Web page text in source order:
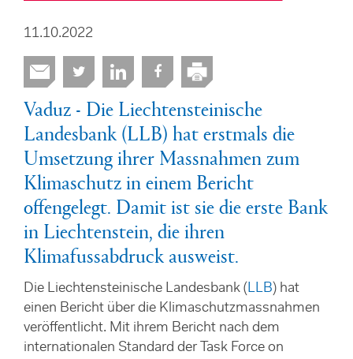
11.10.2022
Vaduz - Die Liechtensteinische
Landesbank (LLB) hat erstmals die
Umsetzung ihrer Massnahmen zum
Klimaschutz in einem Bericht
offengelegt. Damit ist sie die erste Bank
in Liechtenstein, die ihren
Klimafussabdruck ausweist.
Die Liechtensteinische Landesbank (LLB) hat
einen Bericht über die Klimaschutzmassnahmen
veröffentlicht. Mit ihrem Bericht nach dem
internationalen Standard der Task Force on